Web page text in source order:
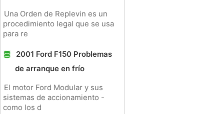
Una Orden de Replevin es un
procedimiento legal que se usa
para re
2001 Ford F150 Problemas
de arranque en frío
El motor Ford Modular y sus
sistemas de accionamiento -
como los d